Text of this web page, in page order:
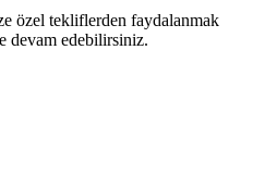
özel tekliflerden faydalanmak
devam edebilirsiniz.